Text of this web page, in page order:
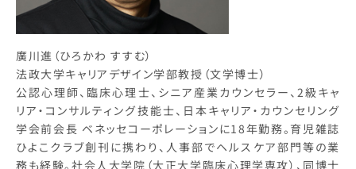
廣川進（ひろかわ すすむ）
法政大学キャリアデザイン学部教授（文学博士）
公認心理師、臨床心理士、シニア産業カウンセラー、2級キャ
リア・コンサルティング技能士、日本キャリア・カウンセリング
学会前会長 ベネッセコーポレーションに18年勤務。育児雑誌
ひよこクラブ創刊に携わり、人事部でヘルスケア部門等の業
務も経験。社会人大学院（大正大学臨床心理学専攻）、同博士